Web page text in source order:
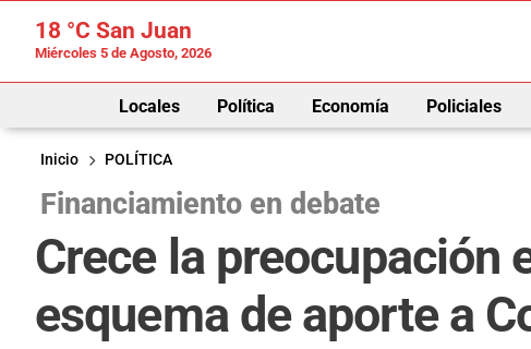
18 °C San Juan
Miércoles 5 de Agosto, 2026
Locales Política Economía Policiales
Inicio
POLÍTICA
Financiamiento en debate
Crece la preocupación
esquema de aporte a